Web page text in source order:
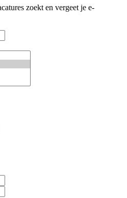
zoekt en vergeet je e-